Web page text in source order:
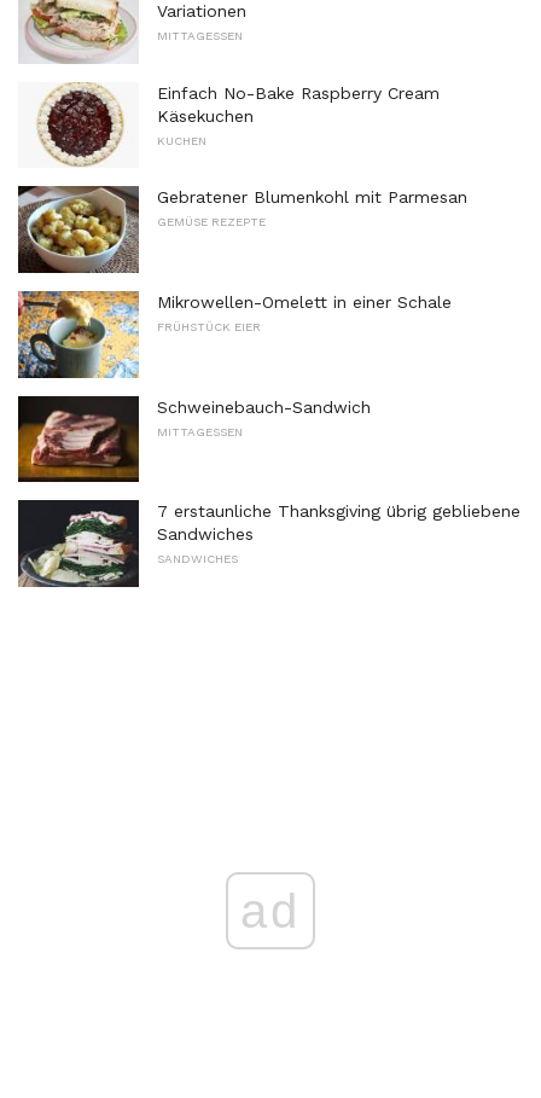
Variationen
MITTAGESSEN
Einfach No-Bake Raspberry Cream
Käsekuchen
KUCHEN
Gebratener Blumenkohl mit Parmesan
GEMÜSE REZEPTE
Mikrowellen-Omelett in einer Schale
FRÜHSTÜCK EIER
Schweinebauch-Sandwich
MITTAGESSEN
7 erstaunliche Thanksgiving übrig gebliebene
Sandwiches
SANDWICHES
ad